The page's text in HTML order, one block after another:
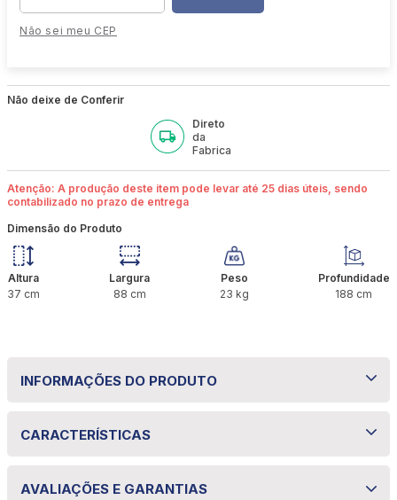
Não sei meu CEP
Não deixe de Conferir
Direto
da
Fabrica
Atenção: A produção deste item pode levar até 25 dias úteis, sendo
contabilizado no prazo de entrega
Dimensão do Produto
Altura
37 cm
Largura
88 cm
Peso
23 kg
Profundidade
188 cm
INFORMAÇÕES DO PRODUTO
O Box é produzido com uma caixa ortopédica em
Veludo Premium poliéster.
CARACTERÍSTICAS
AVALIAÇÕES E GARANTIAS